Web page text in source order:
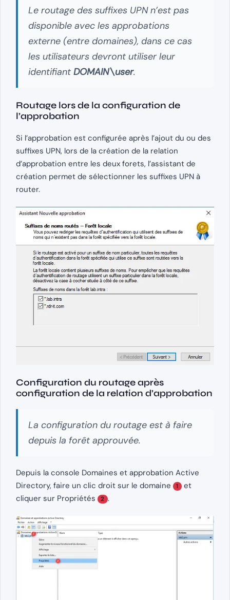
Le routage des suffixes UPN n’est pas
disponible avec les approbations
externe (entre domaines), dans ce cas
les utilisateurs devront utiliser leur
identifiant DOMAIN\user.
Routage lors de la configuration de
l’approbation
Si l’approbation est configurée après l’ajout du ou des
suffixes UPN, lors de la création de la relation
d’approbation entre les deux forets, l’assistant de
création permet de sélectionner les suffixes UPN à
router.
Configuration du routage après
configuration de la relation d’approbation
La configuration du routage est à faire
depuis la forêt approuvée.
Depuis la console Domaines et approbation Active
Directory, faire un clic droit sur le domaine
1 et
cliquer sur Propriétés
2 .